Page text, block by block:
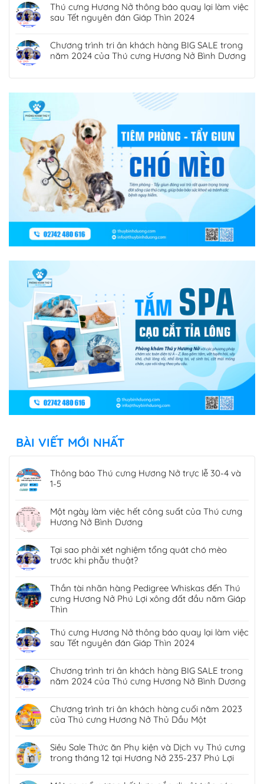
Thú cưng Hương Nở thông báo quay lại làm việc
sau Tết nguyên đán Giáp Thìn 2024
Chương trình tri ân khách hàng BIG SALE trong
năm 2024 của Thú cưng Hương Nở Bình Dương
BÀI VIẾT MỚI NHẤT
Thông báo Thú cưng Hương Nở trực lễ 30-4 và
1-5
Một ngày làm việc hết công suất của Thú cưng
Hương Nở Bình Dương
Tại sao phải xét nghiệm tổng quát chó mèo
trước khi phẫu thuật?
Thần tài nhãn hàng Pedigree Whiskas đến Thú
cưng Hương Nở Phú Lợi xông đất đầu năm Giáp
Thìn
Thú cưng Hương Nở thông báo quay lại làm việc
sau Tết nguyên đán Giáp Thìn 2024
Chương trình tri ân khách hàng BIG SALE trong
năm 2024 của Thú cưng Hương Nở Bình Dương
Chương trình tri ân khách hàng cuối năm 2023
của Thú cưng Hương Nở Thủ Dầu Một
Siêu Sale Thức ăn Phụ kiện và Dịch vụ Thú cưng
trong tháng 12 tại Hương Nở 235-237 Phú Lợi